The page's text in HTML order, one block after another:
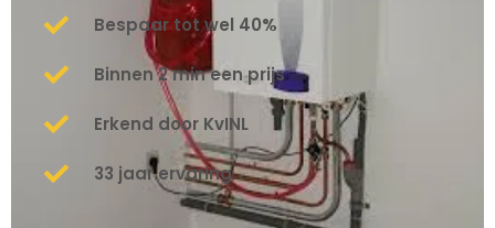
Bespaar tot wel 40%
Binnen 2 min een prijs
Erkend door KvINL
33 jaar ervaring